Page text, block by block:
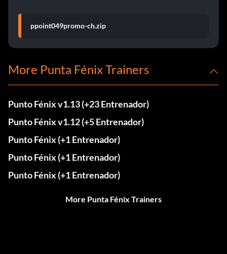
ppoint049promo-ch.zip
More Punta Fénix Trainers
Punto Fénix v1.13 (+23 Entrenador)
Punto Fénix v1.12 (+5 Entrenador)
Punto Fénix (+1 Entrenador)
Punto Fénix (+1 Entrenador)
Punto Fénix (+1 Entrenador)
More Punta Fénix Trainers